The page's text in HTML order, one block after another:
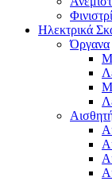
Ηλεκτρικά
Όργανα